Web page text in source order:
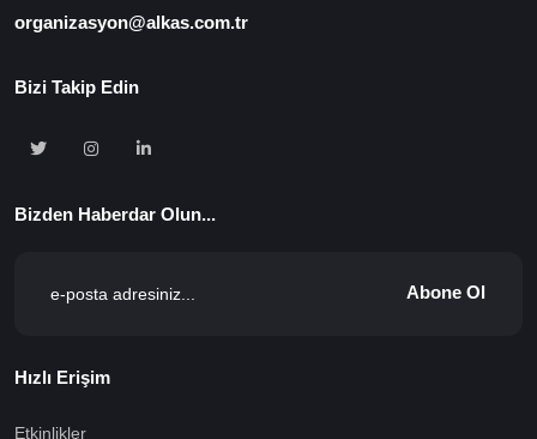
organizasyon@alkas.com.tr
Bizi Takip Edin
Bizden Haberdar Olun...
Abone Ol
Hızlı Erişim
Etkinlikler